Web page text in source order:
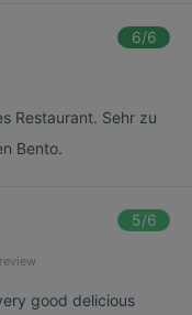
6/6
Restaurant. Sehr zu
Bento.
5/6
good delicious